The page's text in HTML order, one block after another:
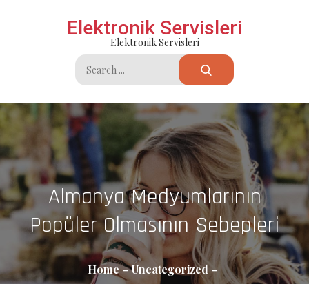
Elektronik Servisleri
Elektronik Servisleri
Search
for:
Almanya Medyumlarının
Popüler Olmasının Sebepleri
Home
Uncategorized